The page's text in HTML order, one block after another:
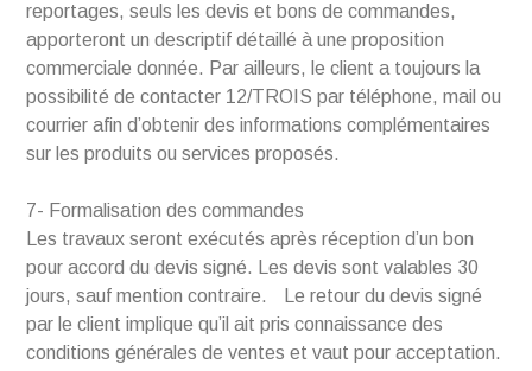
reportages, seuls les devis et bons de commandes,
apporteront un descriptif détaillé à une proposition
commerciale donnée. Par ailleurs, le client a toujours la
possibilité de contacter 12/TROIS par téléphone, mail ou
courrier afin d’obtenir des informations complémentaires
sur les produits ou services proposés.
7- Formalisation des commandes
Les travaux seront exécutés après réception d’un bon
pour accord du devis signé. Les devis sont valables 30
jours, sauf mention contraire. Le retour du devis signé
par le client implique qu’il ait pris connaissance des
conditions générales de ventes et vaut pour acceptation.